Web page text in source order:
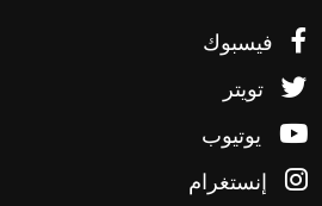
فيسبوك
تويتر
يوتيوب
إنستغرام